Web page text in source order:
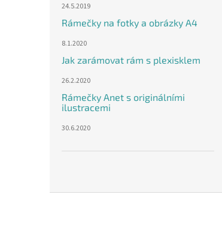
24.5.2019
Rámečky na fotky a obrázky A4
8.1.2020
Jak zarámovat rám s plexisklem
26.2.2020
Rámečky Anet s originálními
ilustracemi
30.6.2020